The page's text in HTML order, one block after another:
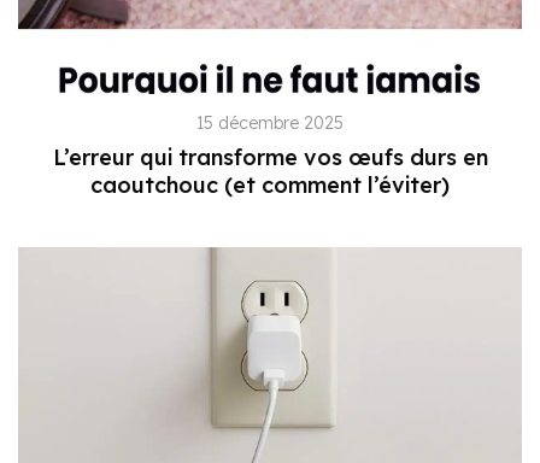
15 décembre 2025
L’erreur qui transforme vos œufs durs en
caoutchouc (et comment l’éviter)